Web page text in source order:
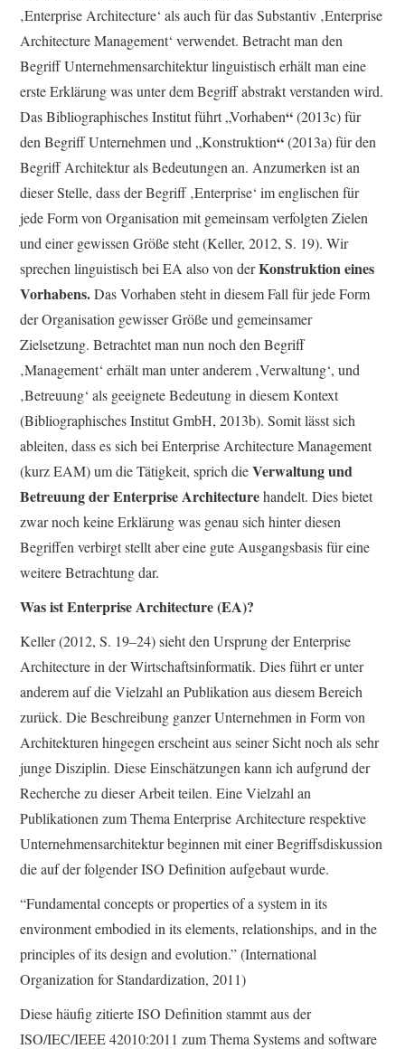
‚Enterprise Architecture‘ als auch für das Substantiv ‚Enterprise
Architecture Management‘ verwendet. Betracht man den
Begriff Unternehmensarchitektur linguistisch erhält man eine
erste Erklärung was unter dem Begriff abstrakt verstanden wird.
Das Bibliographisches Institut führt „Vorhaben“(2013c) für
den Begriff Unternehmen und „Konstruktion“(2013a) für den
Begriff Architektur als Bedeutungen an. Anzumerken ist an
dieser Stelle, dass der Begriff ‚Enterprise‘ im englischen für
jede Form von Organisation mit gemeinsam verfolgten Zielen
und einer gewissen Größe steht (Keller, 2012, S. 19). Wir
sprechen linguistisch bei EA also von derKonstruktion eines
Vorhabens.Das Vorhaben steht in diesem Fall für jede Form
der Organisation gewisser Größe und gemeinsamer
Zielsetzung. Betrachtet man nun noch den Begriff
‚Management‘ erhält man unter anderem ‚Verwaltung‘, und
‚Betreuung‘ als geeignete Bedeutung in diesem Kontext
(Bibliographisches Institut GmbH, 2013b). Somit lässt sich
ableiten, dass es sich bei Enterprise Architecture Management
(kurz EAM) um die Tätigkeit, sprich dieVerwaltung und
Betreuung der Enterprise Architecturehandelt. Dies bietet
zwar noch keine Erklärung was genau sich hinter diesen
Begriffen verbirgt stellt aber eine gute Ausgangsbasis für eine
weitere Betrachtung dar.
Was ist Enterprise Architecture (EA)?
Keller (2012, S. 19–24) sieht den Ursprung der Enterprise
Architecture in der Wirtschaftsinformatik. Dies führt er unter
anderem auf die Vielzahl an Publikation aus diesem Bereich
zurück. Die Beschreibung ganzer Unternehmen in Form von
Architekturen hingegen erscheint aus seiner Sicht noch als sehr
junge Disziplin. Diese Einschätzungen kann ich aufgrund der
Recherche zu dieser Arbeit teilen. Eine Vielzahl an
Publikationen zum Thema Enterprise Architecture respektive
Unternehmensarchitektur beginnen mit einer Begriffsdiskussion
die auf der folgender ISO Definition aufgebaut wurde.
“Fundamental concepts or properties of a system in its
environment embodied in its elements, relationships, and in the
principles of its design and evolution.” (International
Organization for Standardization, 2011)
Diese häufig zitierte ISO Definition stammt aus der
ISO/IEC/IEEE 42010:2011 zum Thema Systems and software